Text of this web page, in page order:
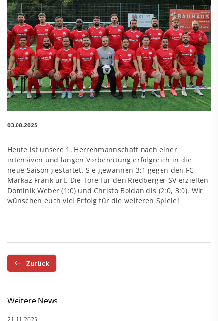
03.08.2025
Heute ist unsere 1. Herrenmannschaft nach einer
intensiven und langen Vorbereitung erfolgreich in die
neue Saison gestartet. Sie gewannen 3:1 gegen den FC
Markaz Frankfurt. Die Tore für den Riedberger SV erzielten
Dominik Weber (1:0) und Christo Boidanidis (2:0, 3:0). Wir
wünschen euch viel Erfolg für die weiteren Spiele!
Zurück
Weitere News
21.11.2025